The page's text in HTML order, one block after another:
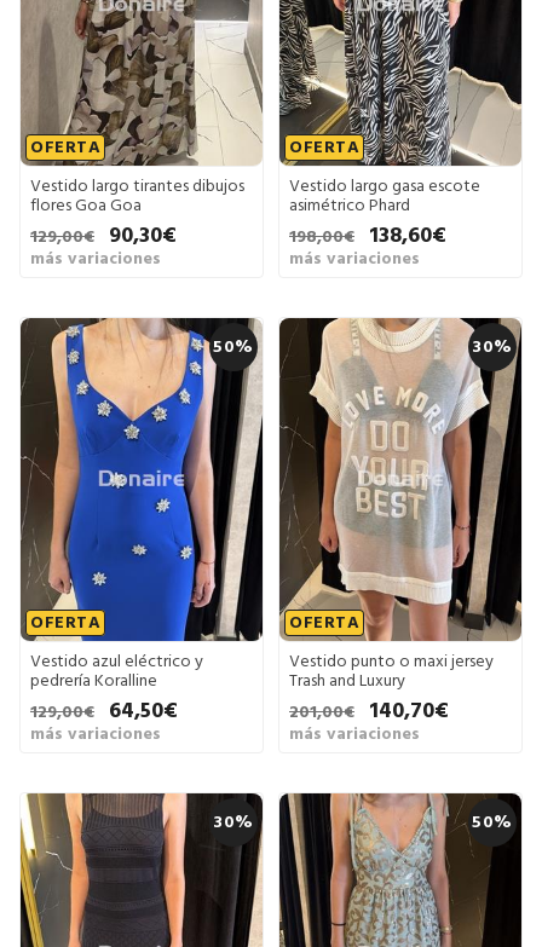
OFERTA
Vestido largo tirantes dibujos
flores Goa Goa
129,00€
90,30€
más variaciones
OFERTA
Vestido largo gasa escote
asimétrico Phard
198,00€
138,60€
más variaciones
50%
OFERTA
Vestido azul eléctrico y
pedrería Koralline
129,00€
64,50€
más variaciones
30%
OFERTA
Vestido punto o maxi jersey
Trash and Luxury
201,00€
140,70€
más variaciones
30% 50%